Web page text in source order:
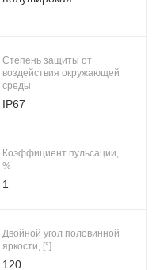
Степень защиты от
воздействия окружающей
среды
IP67
Коэффициент пульсации,
%
1
Двойной угол половинной
яркости, [°]
120